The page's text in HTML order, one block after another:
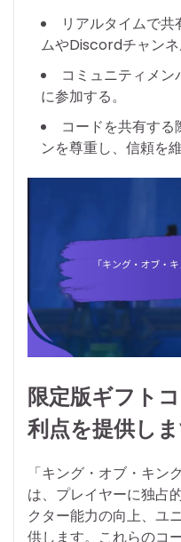
リアルタイムで
ムやDiscordチャンネ
コミュニティメン
に参加する。
コードを共有する
ンを尊重し、信頼を維
限定版ギフト
利点を提供し
「キング・オブ・キン
は、プレイヤーに独占
クター能力の向上、ユ
供します。これらのコ